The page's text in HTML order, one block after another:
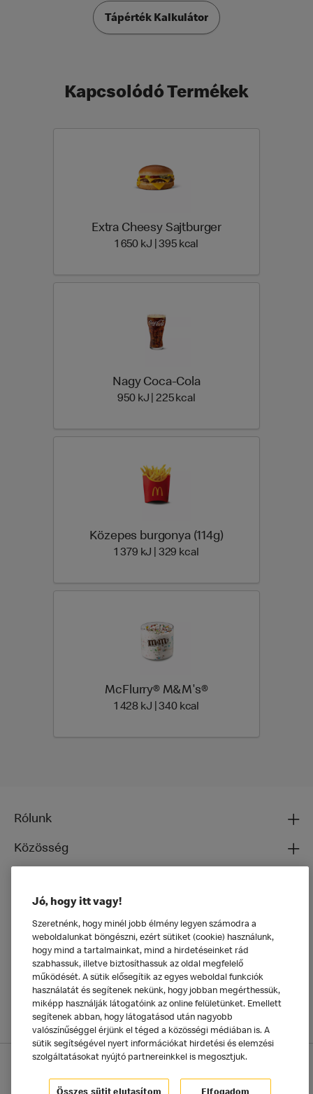
Tápérték Kalkulátor
Kapcsolódó Termékek
Extra Cheesy Sajtburger
1 650 kJ | 395 kcal
Nagy Coca-Cola
950 kJ | 225 kcal
Közepes burgonya (114g)
1 379 kJ | 329 kcal
McFlurry® M&M's®
1 428 kJ | 340 kcal
Rólunk
Közösség
Általános
Adatkezelési tájékoztató
McDonald's Alkalmazás Sütik beállítása
Jó, hogy itt vagy!
Szeretnénk, hogy minél jobb élmény legyen számodra a
weboldalunkat böngészni, ezért sütiket (cookie) használunk,
hogy mind a tartalmainkat, mind a hirdetéseinket rád
szabhassuk, illetve biztosíthassuk az oldal megfelelő
működését. A sütik elősegítik az egyes weboldal funkciók
használatát és segítenek nekünk, hogy jobban megérthessük,
miképp használják látogatóink az online felületünket. Emellett
segítenek abban, hogy látogatásod után nagyobb
valószínűséggel érjünk el téged a közösségi médiában is. A
sütik segítségével nyert információkat hirdetési és elemzési
szolgáltatásokat nyújtó partnereinkkel is megosztjuk.